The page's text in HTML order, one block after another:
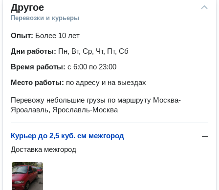
Другое
Перевозки и курьеры
Опыт: Более 10 лет
Дни работы: Пн, Вт, Ср, Чт, Пт, Сб
Время работы: с 6:00 по 23:00
Место работы: по адресу и на выездах
Перевожу небольшие грузы по маршруту Москва-
Яроалавль, Ярославль-Москва
—
Курьер до 2,5 куб. см межгород
Доставка межгород